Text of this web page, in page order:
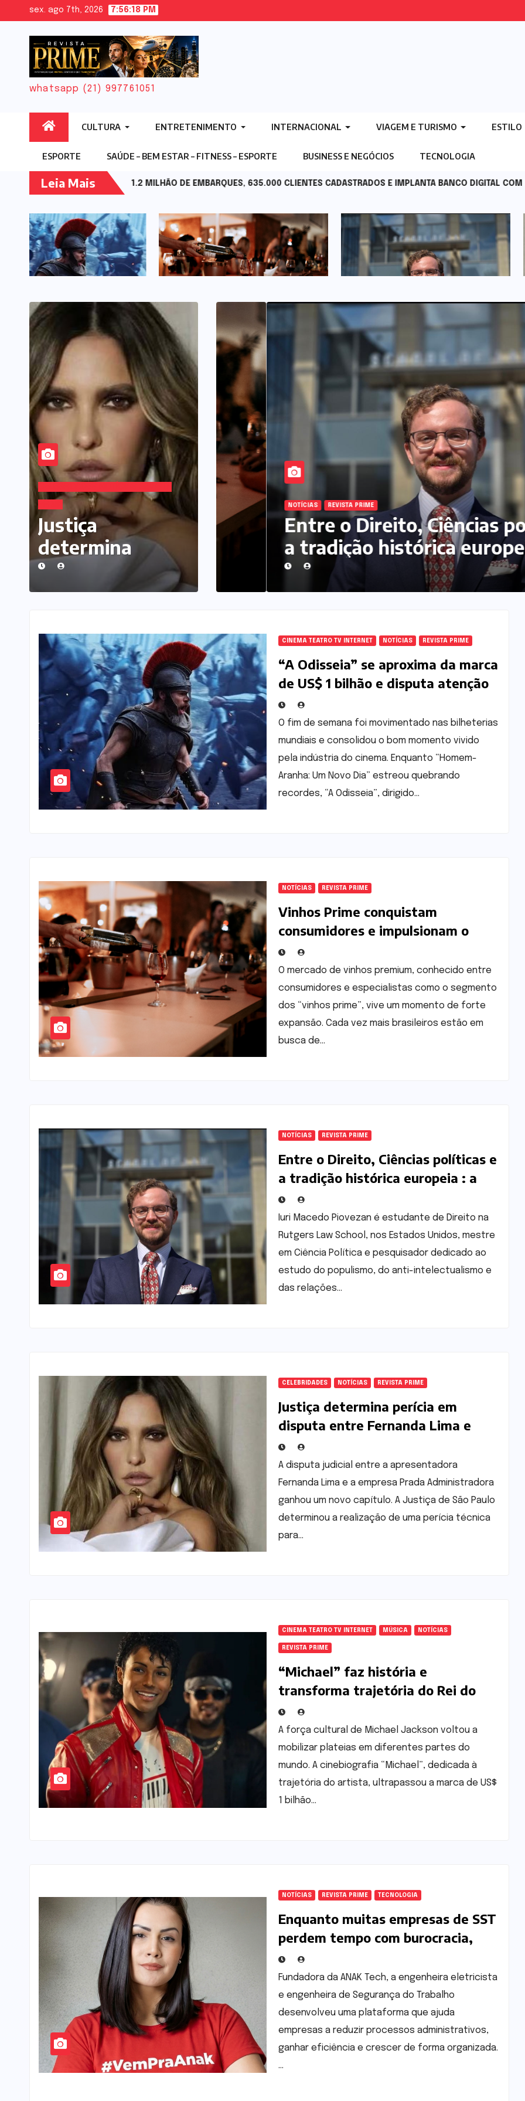
content
sex. ago 7th, 2026 7:56:20 PM
whatsapp (21) 997761051
CULTURA ENTRETENIMENTO INTERNACIONAL VIAGEM E TURISMO ESTILO
ESPORTE SAÚDE – BEM ESTAR – FITNESS – ESPORTE BUSINESS E NEGÓCIOS TECNOLOGIA
Leia Mais
ATINGE 1.2 MILHÃO DE EMBARQUES, 635.000 CLIENTES CADASTRADOS E IMPLANTA BANCO DIGITAL COM MAIS DE 300
CINEMA TEATRO TV INTERNET
NOTÍCIAS
REVISTA PRIME
“A Odisseia” se aproxima da
marca de US$ 1 bilhão e
disputa atenção com estreia
histórica de “Homem-
Aranha”
NOTÍCIASREVISTA PRIME
Vinhos Prime conquistam
consumidores e impulsionam
o mercado de rótulos
premium
NOTÍCIAS
Entre o Direito,
políticas e a tradição
histórica europeia : a
trajetória acadêmica e
institucional de Iuri
Piovezan
CELEBRIDADES
Justiça
determina
perícia em
disputa entre
empresa de
gestão
patrimonial
e impulsionam o
premium
NOTÍCIAS REVISTA PRIME
Entre o Direito, Ciências
a tradição histórica europeia : a
trajetória acadêmica e
de Iuri Macedo Piovezan
CINEMA TEATRO TV INTERNET NOTÍCIAS REVISTA PRIME
“A Odisseia” se aproxima da marca
de US$ 1 bilhão e disputa atenção
com estreia histórica de “Homem-
Aranha”
O fim de semana foi movimentado nas bilheterias
mundiais e consolidou o bom momento vivido
pela indústria do cinema. Enquanto “Homem-
Aranha: Um Novo Dia” estreou quebrando
recordes, “A Odisseia”, dirigido…
NOTÍCIAS REVISTA PRIME
Vinhos Prime conquistam
consumidores e impulsionam o
mercado de rótulos premium
O mercado de vinhos premium, conhecido entre
consumidores e especialistas como o segmento
dos “vinhos prime”, vive um momento de forte
expansão. Cada vez mais brasileiros estão em
busca de…
NOTÍCIAS REVISTA PRIME
Entre o Direito, Ciências políticas e
a tradição histórica europeia : a
trajetória acadêmica e
institucional de Iuri Macedo
Piovezan
Iuri Macedo Piovezan é estudante de Direito na
Rutgers Law School, nos Estados Unidos, mestre
em Ciência Política e pesquisador dedicado ao
estudo do populismo, do anti-intelectualismo e
das relações…
CELEBRIDADES NOTÍCIAS REVISTA PRIME
Justiça determina perícia em
disputa entre Fernanda Lima e
empresa de gestão patrimonial
A disputa judicial entre a apresentadora
Fernanda Lima e a empresa Prada Administradora
ganhou um novo capítulo. A Justiça de São Paulo
determinou a realização de uma perícia técnica
para…
CINEMA TEATRO TV INTERNET MÚSICA NOTÍCIAS
REVISTA PRIME
“Michael” faz história e
transforma trajetória do Rei do
Pop em fenômeno mundial nos
cinemas
A força cultural de Michael Jackson voltou a
mobilizar plateias em diferentes partes do
mundo. A cinebiografia “Michael”, dedicada à
trajetória do artista, ultrapassou a marca de US$
1 bilhão…
NOTÍCIAS REVISTA PRIME TECNOLOGIA
Enquanto muitas empresas de SST
perdem tempo com burocracia,
Kátia Albany aposta na tecnologia
para mudar o setor
Fundadora da ANAK Tech, a engenheira eletricista
e engenheira de Segurança do Trabalho
desenvolveu uma plataforma que ajuda
empresas a reduzir processos administrativos,
ganhar eficiência e crescer de forma organizada.
…